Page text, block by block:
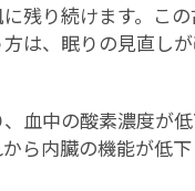
残り続けます。こ
は、眠りの見直し
血中の酸素濃度が
ら内臓の機能が低